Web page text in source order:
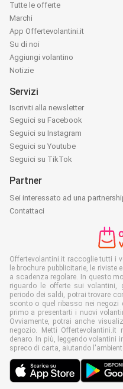
Tutte le offerte
Marchi
App Offertevolantini.it
Su di noi
Aggiungi volantino
Notizie
Servizi
Iscriviti alla newsletter
Seguici su Facebook
Seguici su Instagram
Seguici su Youtube
Seguici su TikTok
Partner
Sei interessato ad una
Contattaci
Offertevolantini.it raccoglie tutti i
le brochure pubblicitarie, le
a scadenza regolare. In questo
riguardo le offerte sui volantini,
periodo dei saldi, potrai trovare
sconto o quel ribasso nei negozi
primo a presentarti i nuovi
Ovviamente, potrai anche
negozio. Metti
denaro. In più, leggendo volantini
spreco di carta, aiutando